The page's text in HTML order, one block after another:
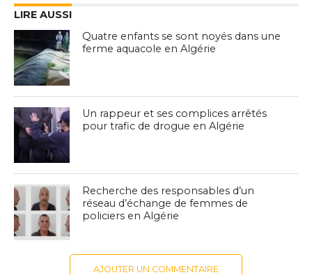
LIRE AUSSI
Quatre enfants se sont noyés dans une
ferme aquacole en Algérie
Un rappeur et ses complices arrêtés
pour trafic de drogue en Algérie
Recherche des responsables d’un
réseau d’échange de femmes de
policiers en Algérie
AJOUTER UN COMMENTAIRE